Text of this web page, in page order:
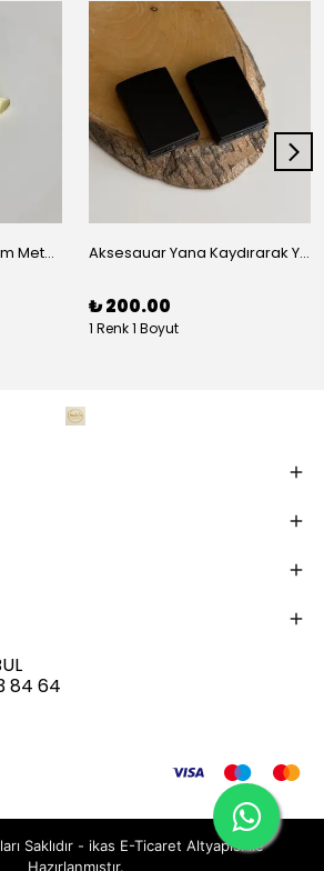
Aksesauar Kurdele 7Cm Metal Pens Toka Aksesauar Yana Kaydırarak Yanmalı Kum Siyah Çakmak
₺ 200.00
1 Renk 1 Boyut
84 64
Saklıdır - ikas E-Ticaret Altyapısı ile
Hazırlanmıştır.